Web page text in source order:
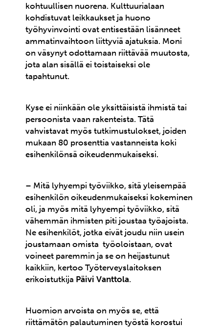
kohtuullisen nuorena. Kulttuurialaan
kohdistuvat leikkaukset ja huono
työhyvinvointi ovat entisestään lisänneet
ammatinvaihtoon liittyviä ajatuksia. Moni
on väsynyt odottamaan riittävää muutosta,
jota alan sisällä ei toistaiseksi ole
tapahtunut.
Kyse ei niinkään ole yksittäisistä ihmistä tai
persoonista vaan rakenteista. Tätä
vahvistavat myös tutkimustulokset, joiden
mukaan 80 prosenttia vastanneista koki
esihenkilönsä oikeudenmukaiseksi.
– Mitä lyhyempi työviikko, sitä yleisempää
esihenkilön oikeudenmukaiseksi kokeminen
oli, ja myös mitä lyhyempi työviikko, sitä
vähemmän ihmisten piti joustaa työajoista.
Ne esihenkilöt, jotka eivät joudu niin usein
joustamaan omista työoloistaan, ovat
voineet paremmin ja se on heijastunut
kaikkiin, kertoo Työterveyslaitoksen
erikoistutkija Päivi Vanttola.
Huomion arvoista on myös se, että
riittämätön palautuminen työstä korostui